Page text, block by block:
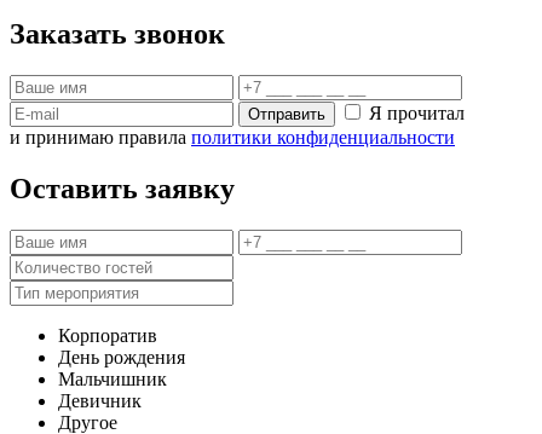
Заказать звонок
Отправить
Я прочитал
и принимаю правила политики конфиденциальности
Оставить заявку
Корпоратив
День рождения
Мальчишник
Девичник
Другое